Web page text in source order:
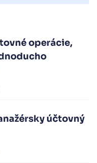
operácie,
účtovný